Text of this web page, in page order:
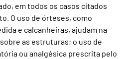
em todos os casos citados
O uso de órteses, como
e calcanheiras, ajudam na
as estruturas; o uso de
ou analgésica prescrita pelo